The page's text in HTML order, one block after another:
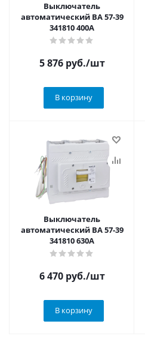
Выключатель
автоматический ВА 57-39
341810 400А
5 876руб./шт
В корзину
Выключатель
автоматический ВА 57-39
341810 630А
6 470руб./шт
В корзину